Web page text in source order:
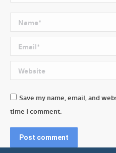
Name *
Email *
Website
Save my name, email, and
time I comment.
Post comment